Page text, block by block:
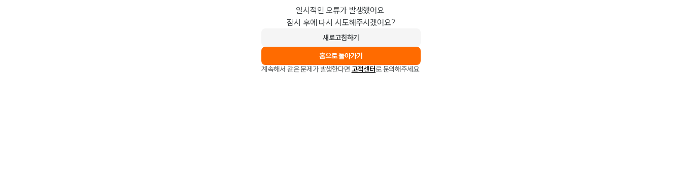
일시적인 오류가 발생했어요.
잠시 후에 다시 시도해주시겠어요?
새로고침하기
홈으로 돌아가기
계속해서 같은 문제가 발생한다면 고객센터로 문의해주세요.